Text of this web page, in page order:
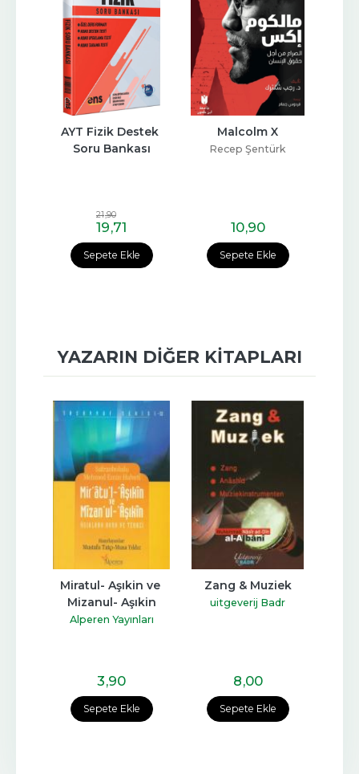
Sepete Ekle
AYT Fizik Destek
Soru Bankası
21,90
19,71
Sepete Ekle
Malcolm X
Recep Şentürk
10,90
YAZARIN DIĞER KITAPLARI
Sepete Ekle
Miratul- Aşıkin ve
Mizanul- Aşıkin
Alperen Yayınları
3,90
Sepete Ekle
Zang & Muziek
uitgeverij Badr
8,00